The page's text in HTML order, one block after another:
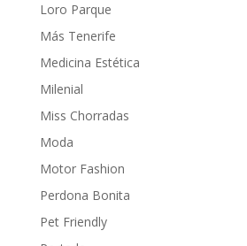
Loro Parque
Más Tenerife
Medicina Estética
Milenial
Miss Chorradas
Moda
Motor Fashion
Perdona Bonita
Pet Friendly